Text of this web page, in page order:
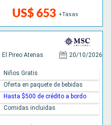
US$ 653 +Tasas
El Pireo Atenas 20/10/2026
Niños Gratis
Oferta en paquete de bebidas
Hasta $500 de crédito a bordo
Comidas incluidas